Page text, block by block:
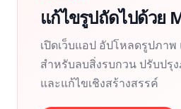
แก้ไขรูปถัดไปด้วย
เปิดเว็บแอป อัปโหลดรูปภาพ
สำหรับลบสิ่งรบกวน ปรับปรุ
และแก้ไขเชิงสร้างสรรค์